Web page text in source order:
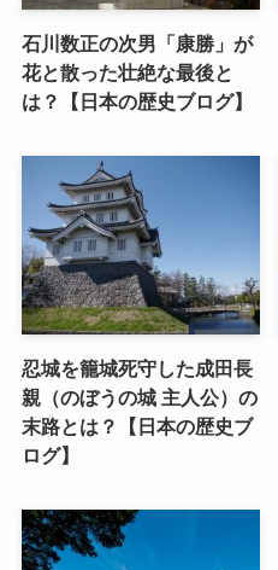
石川数正の次男「康勝」が
花と散った壮絶な最後と
は？【日本の歴史ブログ】
忍城を籠城死守した成田長
親（のぼうの城 主人公）の
末路とは？【日本の歴史ブ
ログ】